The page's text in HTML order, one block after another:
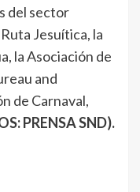
del sector
Jesuítica, la
la Asociación de
and
de Carnaval,
PRENSA SND).